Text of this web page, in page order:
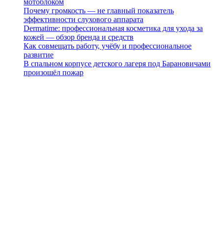
Почему громкость — не главный показатель
эффективности слухового аппарата
Dermatime: профессиональная косметика для ухода за
кожей — обзор бренда и средств
Как совмещать работу, учёбу и профессиональное
развитие
В спальном корпусе детского лагеря под Барановичами
произошёл пожар